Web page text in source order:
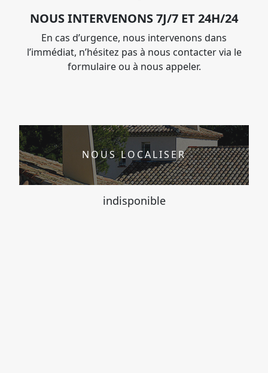
NOUS INTERVENONS 7J/7 ET 24H/24
En cas d’urgence, nous intervenons dans
l’immédiat, n’hésitez pas à nous contacter via le
formulaire ou à nous appeler.
NOUS LOCALISER
indisponible